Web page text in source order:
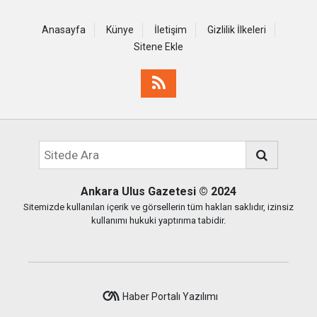
Anasayfa Künye İletişim
Gizlilik İlkeleri
Sitene Ekle
Ankara Ulus Gazetesi © 2024
Sitemizde kullanılan içerik ve görsellerin tüm hakları saklıdır, izinsiz
kullanımı hukuki yaptırıma tabidir.
Haber Portalı Yazılımı